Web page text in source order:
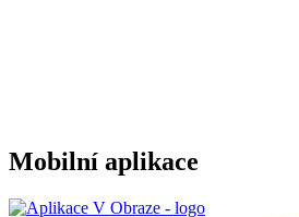
Mobilní aplikace